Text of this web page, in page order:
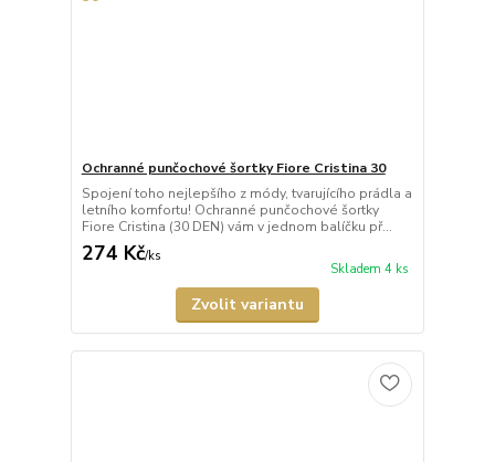
Ochranné punčochové šortky Fiore Cristina 30
Spojení toho nejlepšího z módy, tvarujícího prádla a
letního komfortu! Ochranné punčochové šortky
Fiore Cristina (30 DEN) vám v jednom balíčku př...
274 Kč/ks
Skladem 4 ks
Zvolit variantu